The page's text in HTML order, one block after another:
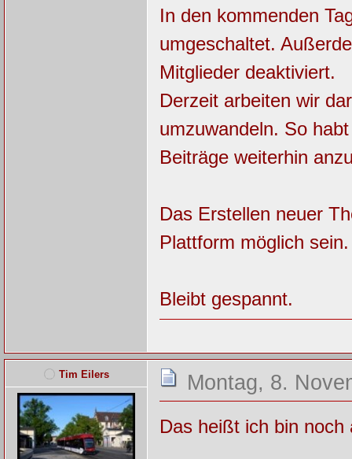
In den kommenden
umgeschaltet.
Mitglieder deaktiviert.
Derzeit arbeiten wir
umzuwandeln. So
Beiträge weiterhin
Das Erstellen neuer
Plattform möglich sein.
Bleibt gespannt.
Tim Eilers Montag, 8.
Das heißt ich bin